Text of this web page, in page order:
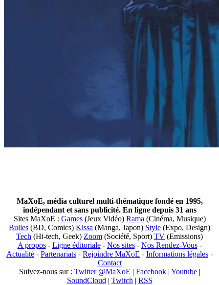
MaXoE, média culturel multi-thématique fondé en 1995,
indépendant et sans publicité. En ligne depuis 31 ans
Sites MaXoE : Games(Jeux Vidéo) Rama (Cinéma, Musique)
Bulles (BD, Comics) Kissa (Manga, Japon) Style (Expo, Design)
Tech (Hi-tech, Geek) Zoom (Société, Sport) TV (Emissions)
A propos- Ligne éditoriale- Nos sites- Nos Rendez-Vous-
Actualité - Partenariats - Rejoindre MaXoE - Informations légales -
Contact
Suivez-nous sur : Twitter @MaXoE | Facebook| Youtube|
SoundCloud | Twitch | RSS